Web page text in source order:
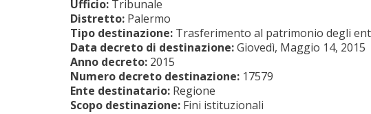
Ufficio: Tribunale
Distretto: Palermo
Tipo destinazione: Trasferimento al patrimonio degli
Data decreto di destinazione:Giovedì, Maggio 14, 2015
Anno decreto: 2015
Numero decreto destinazione: 17579
Ente destinatario: Regione
Scopo destinazione: Fini istituzionali